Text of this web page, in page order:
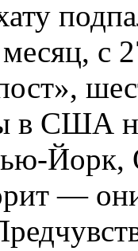
с
в США
Йорк,
—